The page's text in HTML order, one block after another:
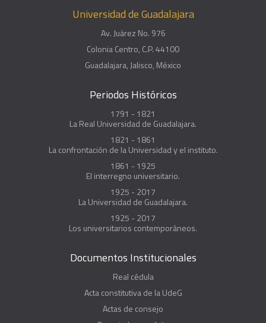
Universidad de Guadalajara
Av. Juárez No. 976
Colonia Centro, C.P. 44100
Guadalajara, Jalisco, México
Periodos Históricos
1791 - 1821
La Real Universidad de Guadalajara.
1821 - 1861
La confrontación de la Universidad y el instituto.
1861 - 1925
El interregno universitario.
1925 - 2017
La Universidad de Guadalajara.
1925 - 2017
Los universitarios contemporáneos.
Documentos Institucionales
Real cédula
Acta constitutiva de la UdeG
Actas de consejo